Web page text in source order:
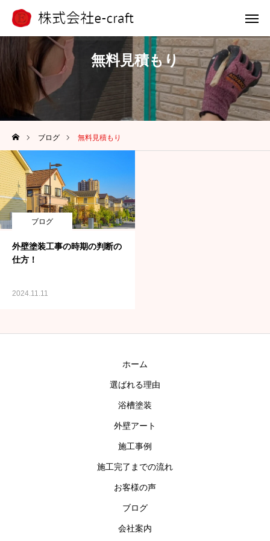
無料見積もり
ブログ 無料見積もり
ブログ
外壁塗装工事の時期の判断の
仕方！
2024.11.11
ホーム
選ばれる理由
浴槽塗装
外壁アート
施工事例
施工完了までの流れ
お客様の声
ブログ
会社案内
電話 問合せ LINE 問合せ
メール 問合せ
ホーム
選ばれる理由
浴槽塗装
外壁アート
会社案内
お問い合わせ